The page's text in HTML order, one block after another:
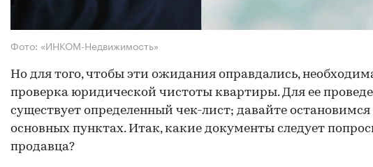
Фото: «ИНКОМ-Недвижимость»
Но для того, чтобы эти ожидания оправдались,
проверка юридической чистоты квартиры. Для ее
существует определенный чек-лист; давайте остановимся
основных пунктах. Итак, какие документы следует
продавца?